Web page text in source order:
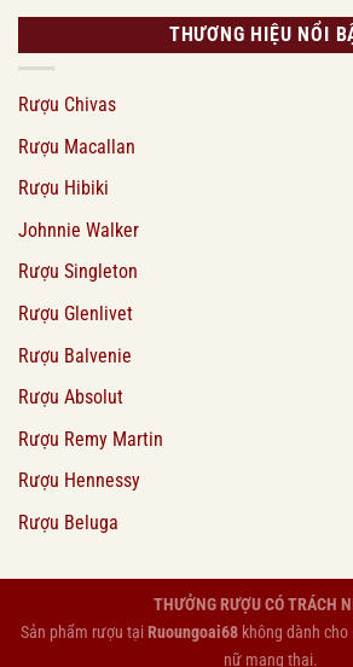
THƯƠNG HIỆU NỔI
Rượu Chivas
Rượu Macallan
Rượu Hibiki
Johnnie Walker
Rượu Singleton
Rượu Glenlivet
Rượu Balvenie
Rượu Absolut
Rượu Remy Martin
Rượu Hennessy
Rượu Beluga
THƯỞNG RƯỢU CÓ TRÁCH
Sản phẩm rượu tạiRuoungoai68không dành cho
nữ mang thai.